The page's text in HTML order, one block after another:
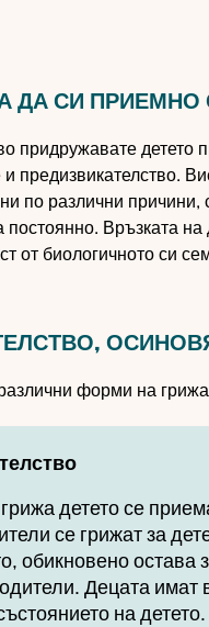
ДА СИ ПРИЕМНО
придружавате детето
предизвикателство.
по различни
Връзката
от биологичното си
форми на
детето се
се грижат за
обикновено
Децата
на детето.